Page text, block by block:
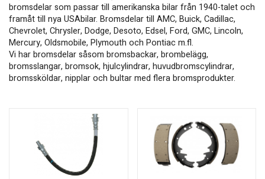
bromsdelar som passar till amerikanska bilar från 1940-talet och
framåt till nya USAbilar. Bromsdelar till AMC, Buick, Cadillac,
Chevrolet, Chrysler, Dodge, Desoto, Edsel, Ford, GMC, Lincoln,
Mercury, Oldsmobile, Plymouth och Pontiac m.fl.
Vi har bromsdelar såsom bromsbackar, brombelägg,
bromsslangar, bromsok, hjulcylindrar, huvudbromscylindrar,
bromssköldar, nipplar och bultar med flera bromsprodukter.